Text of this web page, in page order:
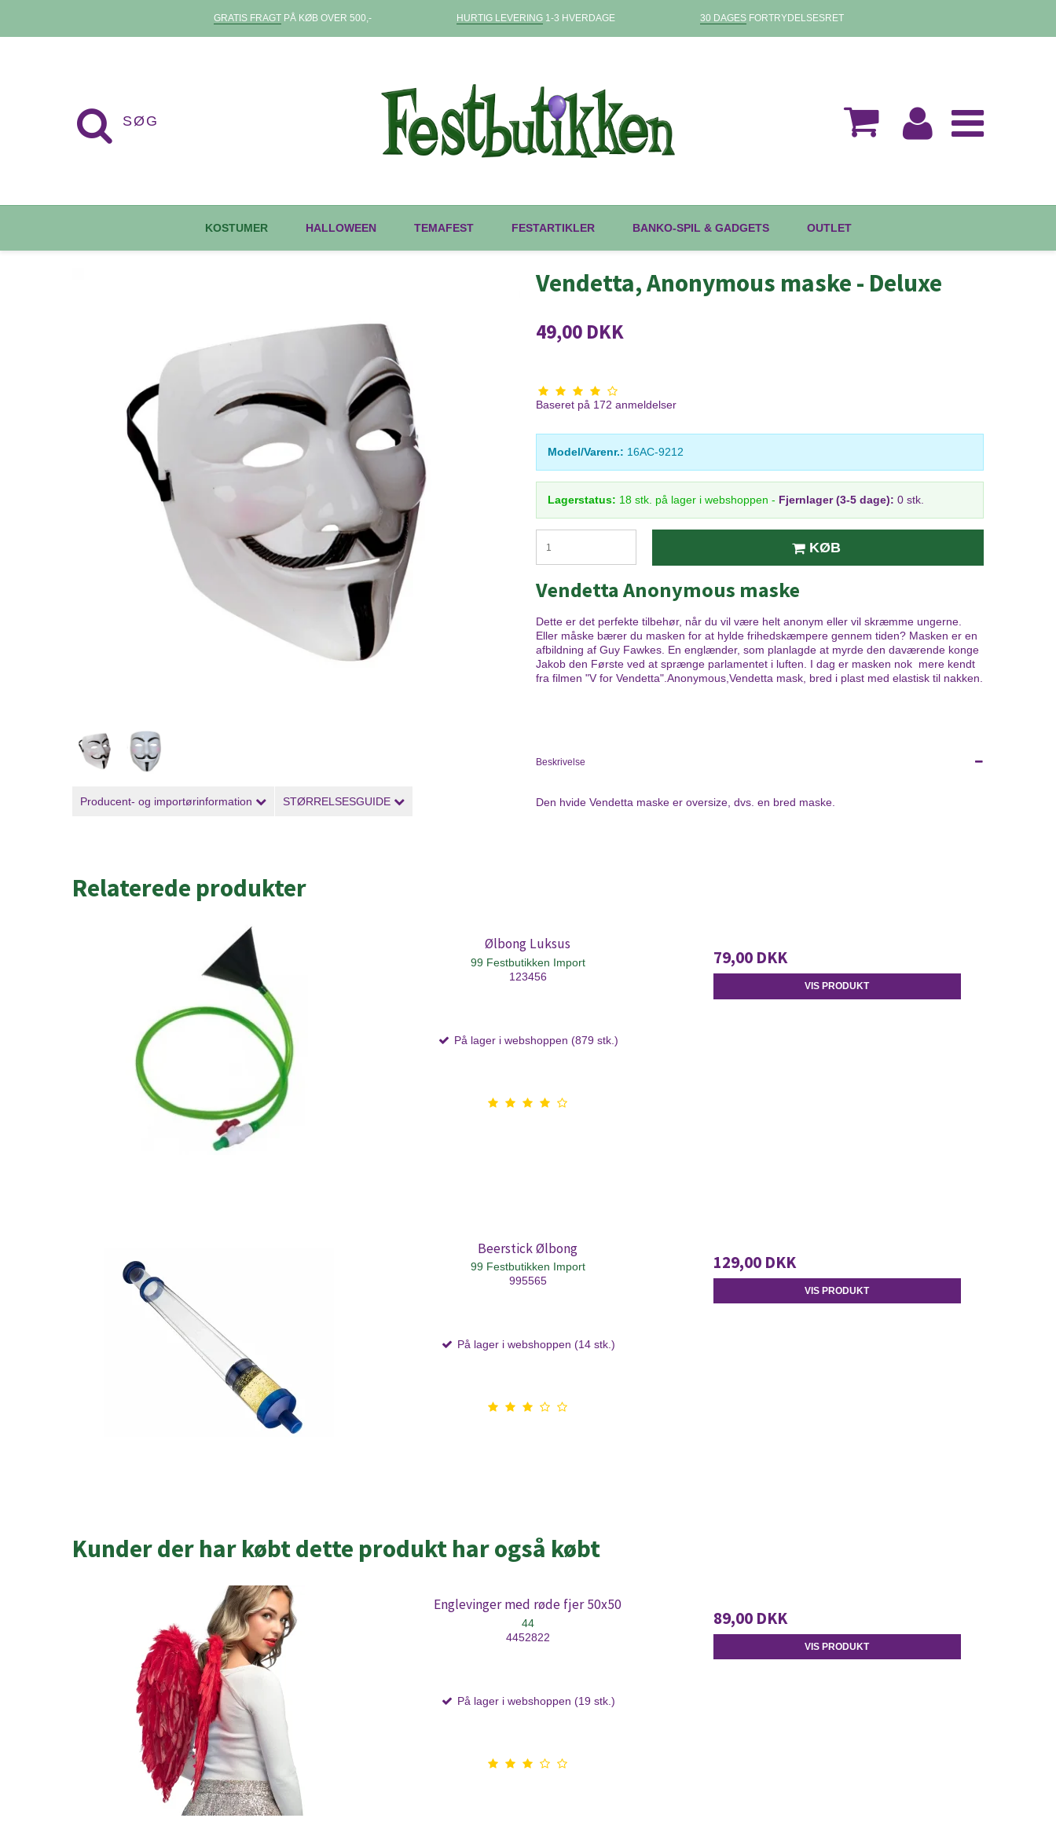
GRATIS FRAGTPÅ KØB OVER 500,- HURTIG LEVERING1-3 HVERDAGE 30 DAGESFORTRYDELSESRET
KOSTUMER HALLOWEEN TEMAFEST FESTARTIKLER BANKO-SPIL & GADGETS OUTLET
Producent- og importørinformation STØRRELSESGUIDE
Vendetta, Anonymous maske - Deluxe
49,00 DKK
Baseret på 172 anmeldelser
Model/Varenr.: 16AC-9212
Lagerstatus: 18 stk. på lager i webshoppen - Fjernlager (3-5 dage): 0 stk.
KØB
Vendetta Anonymous maske
Dette er det perfekte tilbehør, når du vil være helt anonym eller vil skræmme ungerne.
Eller måske bærer du masken for at hylde frihedskæmpere gennem tiden? Masken er en
afbildning af Guy Fawkes. En englænder, som planlagde at myrde den daværende konge
Jakob den Første ved at sprænge parlamentet i luften. I dag er masken nok mere kendt
fra filmen "V for Vendetta". Anonymous,Vendetta mask, bred i plast med elastisk til nakken.
Beskrivelse
Den hvide Vendetta maske er oversize, dvs. en bred maske.
Relaterede produkter
Ølbong Luksus
99 Festbutikken Import
123456
På lager i webshoppen (879 stk.)
79,00 DKK
VIS PRODUKT
Beerstick Ølbong
99 Festbutikken Import
995565
På lager i webshoppen (14 stk.)
129,00 DKK
VIS PRODUKT
Kunder der har købt dette produkt har også købt
Englevinger med røde fjer 50x50
44
4452822
På lager i webshoppen (19 stk.)
89,00 DKK
VIS PRODUKT